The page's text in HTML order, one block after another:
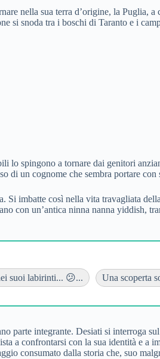
nella sua terra d’origine, la Puglia,
si snoda tra i boschi di Taranto e i
spingono a tornare dai genitori
un cognome che sembra portare con
imbatte così nella vita travagliata
con un’antica ninna nanna yiddish,
suoi labirinti... 😕... Una scoperta
parte integrante. Desiati si interroga
a confrontarsi con la sua identità e a
consumato dalla storia che, suo